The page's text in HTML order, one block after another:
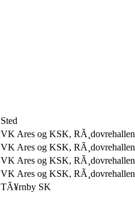
Sted
VK Ares og KSK, RÃ¸dovrehallen
VK Ares og KSK, RÃ¸dovrehallen
VK Ares og KSK, RÃ¸dovrehallen
VK Ares og KSK, RÃ¸dovrehallen
TÃ¥rnby SK